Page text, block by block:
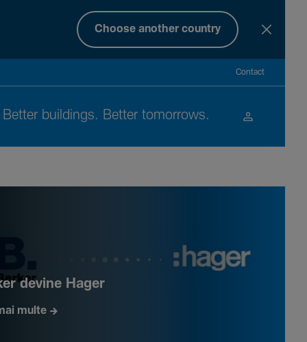
Choose another country
Contact
Better buil­dings. Better tomor­rows.
devine Hager
multe